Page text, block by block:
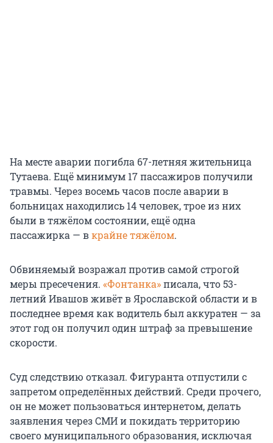
На месте аварии погибла 67-летняя жительница
Тутаева. Ещё минимум 17 пассажиров получили
травмы. Через восемь часов после аварии в
больницах находились 14 человек, трое из них
были в тяжёлом состоянии, ещё одна
пассажирка — вкрайне тяжёлом.
Обвиняемый возражал против самой строгой
меры пресечения. «Фонтанка»писала, что 53-
летний Ивашов живёт в Ярославской области и в
последнее время как водитель был аккуратен — за
этот год он получил один штраф за превышение
скорости.
Суд следствию отказал. Фигуранта отпустили с
запретом определённых действий. Среди прочего,
он не может пользоваться интернетом, делать
заявления через СМИ и покидать территорию
своего муниципального образования, исключая